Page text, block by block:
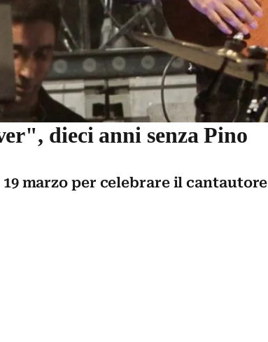
dieci anni senza Pino
marzo per celebrare il cantautore